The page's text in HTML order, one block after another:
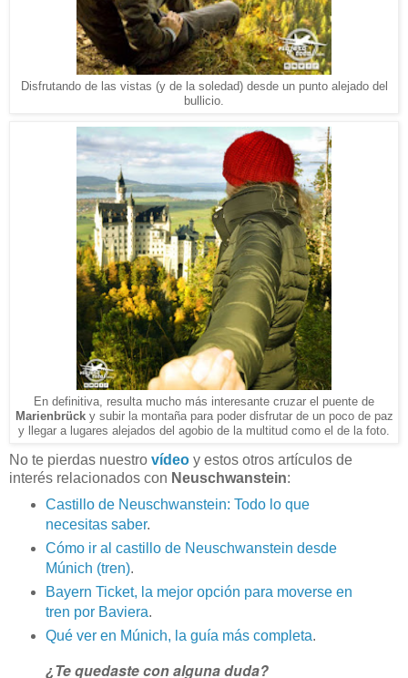
Disfrutando de las vistas (y de la soledad) desde un punto alejado del
bullicio.
En definitiva, resulta mucho más interesante cruzar el puente de
Marienbrücky subir la montaña para poder disfrutar de un poco de paz
y llegar a lugares alejados del agobio de la multitud como el de la foto.
No te pierdas nuestro vídeo y estos otros artículos de
interés relacionados con Neuschwanstein:
Castillo de Neuschwanstein: Todo lo que
necesitas saber.
Cómo ir al castillo de Neuschwanstein desde
Múnich (tren).
Bayern Ticket, la mejor opción para moverse en
tren por Baviera.
Qué ver en Múnich, la guía más completa.
¿Te quedaste con alguna duda?